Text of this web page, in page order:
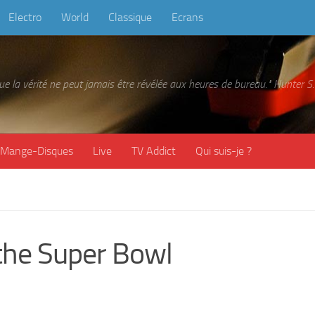
Electro World Classique Ecrans
la vérité ne peut jamais être révélée aux heures de bureau." Hunter
Mange-Disques Live TV Addict Qui suis-je ?
Super Bowl